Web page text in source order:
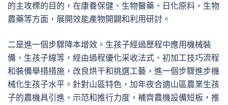
的主攻標的目的，在康養保健、生物醫藥、日化原料、生物
農藥等方面，展開效能產物開闢和利用研討。
二是進一個步驟降本增效。生孩子經過歷程中應用機械裝
備、生孩子線等，經由過程優化采收法式、初加工技巧流程
和裝備舉措措施，改良烘干和挑選工藝，進一個步驟進步機
械化生孩子水平。針對山區特色，加年夜合適山區農業生孩
子的農機具引進、示范和推行力度，補齊農機設備短板，推